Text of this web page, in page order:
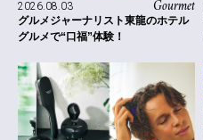
Gourmet
2026.08.03
グルメジャーナリスト東龍のホテル
グルメで“口福”体験！